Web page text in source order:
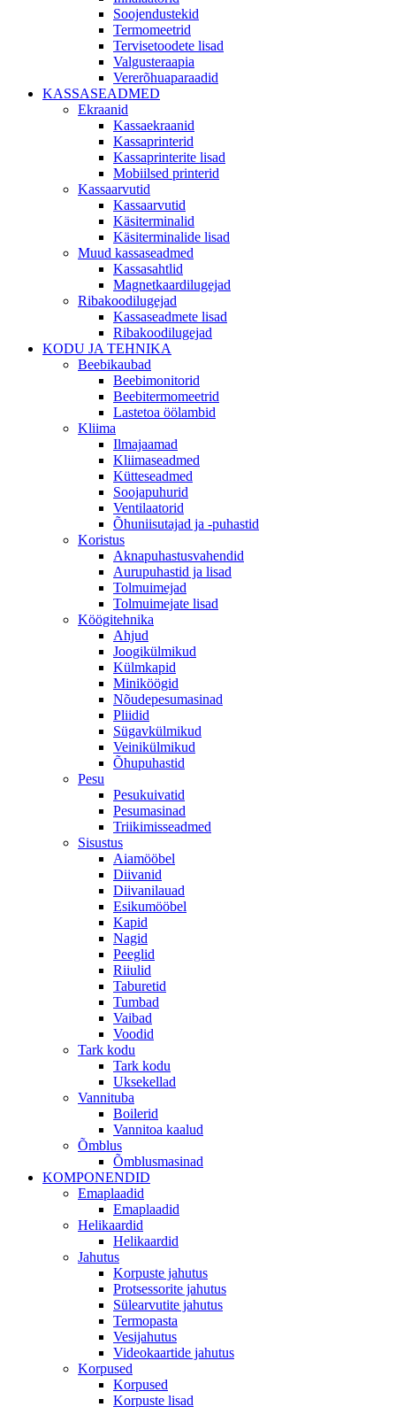
Soojendustekid
Termomeetrid
Tervisetoodete lisad
Valgusteraapia
Vererõhuaparaadid
KASSASEADMED
Ekraanid
Kassaekraanid
Kassaprinterid
Kassaprinterite lisad
Mobiilsed printerid
Kassaarvutid
Kassaarvutid
Käsiterminalid
Käsiterminalide lisad
Muud kassaseadmed
Kassasahtlid
Magnetkaardilugejad
Ribakoodilugejad
Kassaseadmete lisad
Ribakoodilugejad
KODU JA TEHNIKA
Beebikaubad
Beebimonitorid
Beebitermomeetrid
Lastetoa öölambid
Kliima
Ilmajaamad
Kliimaseadmed
Kütteseadmed
Soojapuhurid
Ventilaatorid
Õhuniisutajad ja -puhastid
Koristus
Aknapuhastusvahendid
Aurupuhastid ja lisad
Tolmuimejad
Tolmuimejate lisad
Köögitehnika
Ahjud
Joogikülmikud
Külmkapid
Miniköögid
Nõudepesumasinad
Pliidid
Sügavkülmikud
Veinikülmikud
Õhupuhastid
Pesu
Pesukuivatid
Pesumasinad
Triikimisseadmed
Sisustus
Aiamööbel
Diivanid
Diivanilauad
Esikumööbel
Kapid
Nagid
Peeglid
Riiulid
Taburetid
Tumbad
Vaibad
Voodid
Tark kodu
Tark kodu
Uksekellad
Vannituba
Boilerid
Vannitoa kaalud
Õmblus
Õmblusmasinad
KOMPONENDID
Emaplaadid
Emaplaadid
Helikaardid
Helikaardid
Jahutus
Korpuste jahutus
Protsessorite jahutus
Sülearvutite jahutus
Termopasta
Vesijahutus
Videokaartide jahutus
Korpused
Korpused
Korpuste lisad